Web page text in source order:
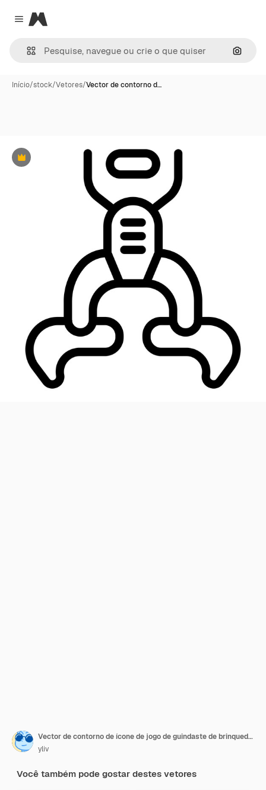
Close menu
Magnific
Início/stock/Vetores/Vector de contorno d…
Premium
Vector de contorno de ícone de jogo de guindaste de brinquedo Recreação de dispositivo
yliv
Você também pode gostar destes vetores